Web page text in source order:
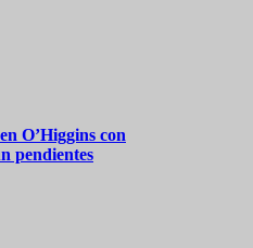
O’Higgins con
pendientes